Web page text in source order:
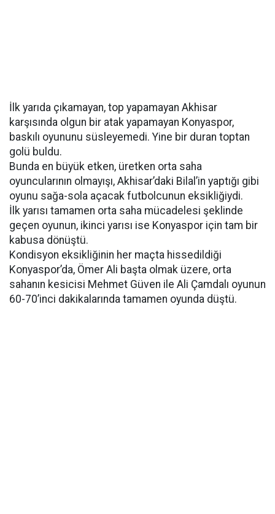
İlk yarıda çıkamayan, top yapamayan Akhisar
karşısında olgun bir atak yapamayan Konyaspor,
baskılı oyununu süsleyemedi. Yine bir duran toptan
golü buldu.
Bunda en büyük etken, üretken orta saha
oyuncularının olmayışı, Akhisar’daki Bilal’in yaptığı gibi
oyunu sağa-sola açacak futbolcunun eksikliğiydi.
İlk yarısı tamamen orta saha mücadelesi şeklinde
geçen oyunun, ikinci yarısı ise Konyaspor için tam bir
kabusa dönüştü.
Kondisyon eksikliğinin her maçta hissedildiği
Konyaspor’da, Ömer Ali başta olmak üzere, orta
sahanın kesicisi Mehmet Güven ile Ali Çamdalı oyunun
60-70’inci dakikalarında tamamen oyunda düştü.